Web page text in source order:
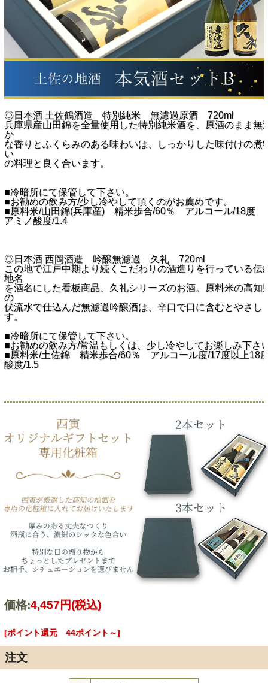
◎日本酒 土佐鶴酒造 特別純米 無濾過原酒 720ml
兵庫県産山田錦を全量使用した特別純米酒を、原酒のまま無
か
な香りとふくらみのある味わいは、しっかりした味付けの煮
い
の料理と良く合います。
■冷暗所にて保管して下さい。
■お勧めの飲み方/少し冷やして頂くのがお薦めです。
■原料米/山田錦(兵庫産) 精米歩合/60％ アルコール/18
アミノ酸度/1.4
◎日本酒 西岡酒造 吟醸無濾過 久礼 720ml
この地で江戸中期より続くこだわりの酒造りを行っている伝
地名
を酒名にした看板商品、久礼シリーズのお酒。原料米の高知
の
伏流水で仕込んだ無濾過吟醸酒は、辛口で口に含むとやさし
す。
■冷暗所にて保管して下さい。
■お勧めの飲み方/常温もしくは、少し冷やしてお楽しみ下さ
■原料米/土佐錦 精米歩合/60％ アルコール度/17度以
酸度/1.5
価格:4,457円(税込)
[ポイント還元 44ポイント～]
注文